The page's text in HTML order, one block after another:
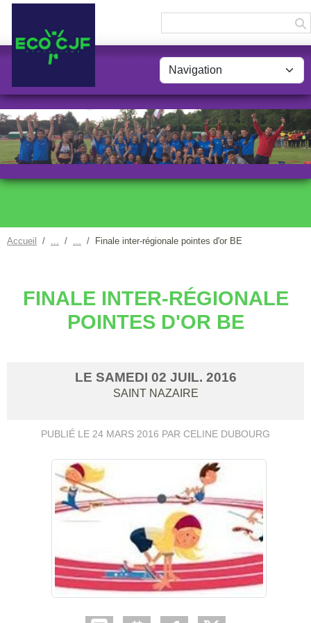
Accueil Finale inter-régionale pointes d'or BE
FINALE INTER-RÉGIONALE
POINTES D'OR BE
LE SAMEDI 02 JUIL. 2016
SAINT NAZAIRE
PUBLIÉ LE 24 MARS 2016 PAR CELINE DUBOURG